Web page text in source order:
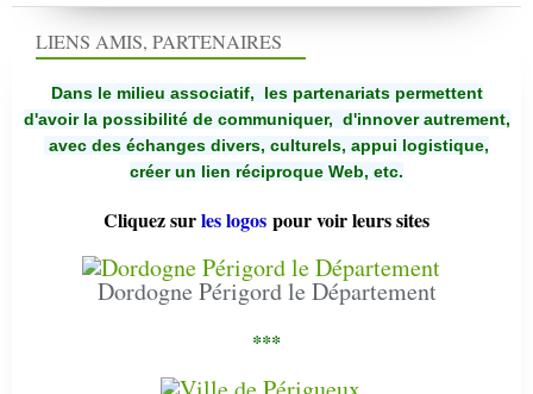
LIENS AMIS, PARTENAIRES
Dans le milieu associatif, les partenariats permettent
d'avoir la possibilité de communiquer, d'innover autrement,
avec des échanges divers, culturels, appui logistique,
créer un lien réciproque Web, etc.
Cliquez surles logos pour voir leurs sites
Dordogne Périgord le Département
***